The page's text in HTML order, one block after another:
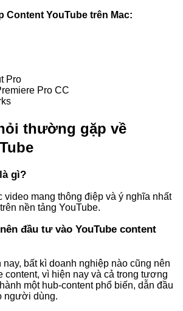
Content YouTube trên Mac:
Pro
Pro CC
thường gặp về
gì?
video mang thông điệp và ý nghĩa nhất
nền tảng YouTube.
đầu tư vào YouTube content
bất kì doanh nghiệp nào cũng nên
content, vì hiện nay và cả trong tương
một hub-content phổ biến, dẫn đầu
người dùng.